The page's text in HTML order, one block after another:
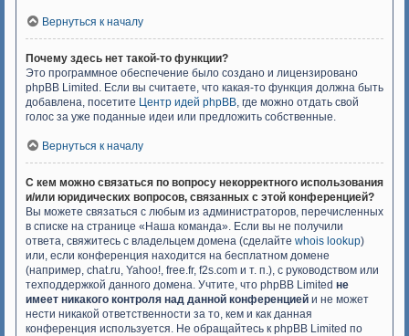
Вернуться к началу
Почему здесь нет такой-то функции?
Это программное обеспечение было создано и лицензировано
phpBB Limited. Если вы считаете, что какая-то функция должна быть
добавлена, посетите Центр идей phpBB, где можно отдать свой
голос за уже поданные идеи или предложить собственные.
Вернуться к началу
С кем можно связаться по вопросу некорректного использования
и/или юридических вопросов, связанных с этой конференцией?
Вы можете связаться с любым из администраторов, перечисленных
в списке на странице «Наша команда». Если вы не получили
ответа, свяжитесь с владельцем домена (сделайте whois lookup)
или, если конференция находится на бесплатном домене
(например, chat.ru, Yahoo!, free.fr, f2s.com и т. п.), с руководством или
техподдержкой данного домена. Учтите, что phpBB Limited не
имеет никакого контроля над данной конференцией и не может
нести никакой ответственности за то, кем и как данная
конференция используется. Не обращайтесь к phpBB Limited по